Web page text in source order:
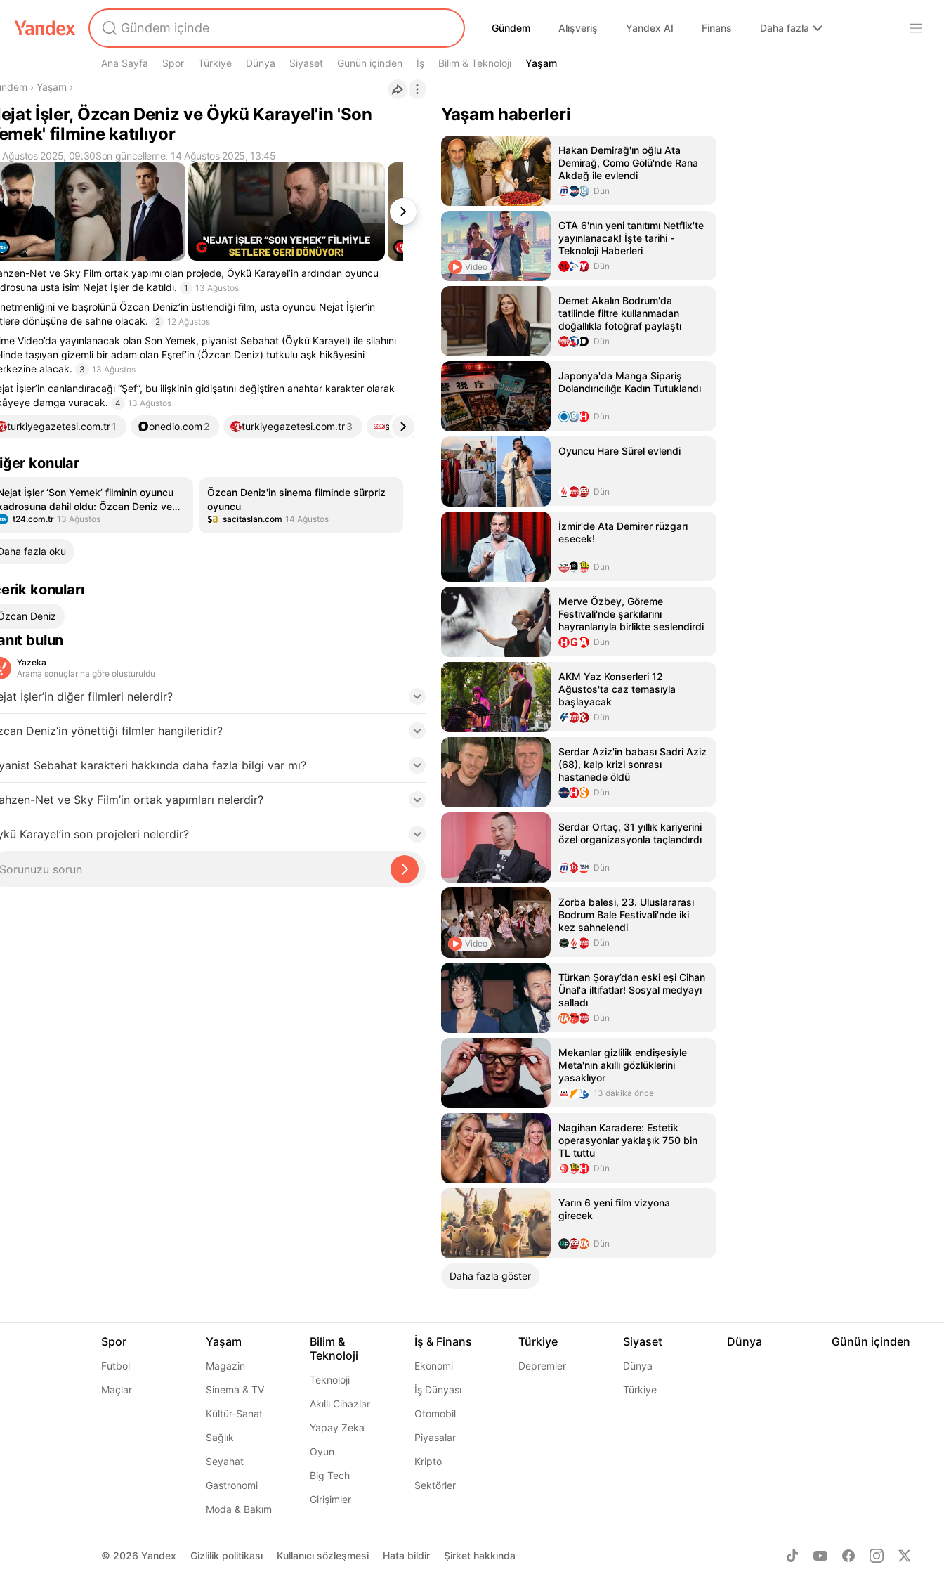
Gündem
Gündem Alışveriş Yandex AI Finans Daha fazla
Ana Sayfa Spor Türkiye Dünya Siyaset Günün içinden İş Bilim & Teknoloji Yaşam
Yaşam
› Yaşam ›
İşler, Özcan Deniz ve Öykü Karayel'in 'Son
filmine katılıyor
Ağustos 2025, 09:30Son güncelleme: 14 Ağustos 2025, 13:45
Net ve Sky Film ortak yapımı olan projede, Öykü Karayel’in ardından oyuncu
usta isim Nejat İşler de katıldı.
1 13 Ağustos
ve başrolünü Özcan Deniz’in üstlendiği film, usta oyuncu Nejat İşler’in
dönüşüne de sahne olacak.
2 12 Ağustos
Video’da yayınlanacak olan Son Yemek, piyanist Sebahat (Öykü Karayel) ile silahını
taşıyan gizemli bir adam olan Eşref’in (Özcan Deniz) tutkulu aşk hikâyesini
alacak.
3 13 Ağustos
İşler’in canlandıracağı “Şef”, bu ilişkinin gidişatını değiştiren anahtar karakter olarak
damga vuracak.
4 13 Ağustos
turkiyegazetesi.com.tr1 onedio.com 2 turkiyegazetesi.com.tr3 sokgazetesi.com.tr4
konular
İşler ‘Son Yemek’ filminin oyuncu
dahil oldu: Özcan Deniz ve
Karayel’le birlikte oynayacak
t24.com.tr 13 Ağustos
Özcan Deniz'in sinema filminde sürpriz
oyuncu
sacitaslan.com 14 Ağustos
fazla oku
konuları
Deniz
bulun
Yazeka
Arama sonuçlarına göre oluşturuldu
İşler’in diğer filmleri nelerdir?
Deniz’in yönettiği filmler hangileridir?
Sebahat karakteri hakkında daha fazla bilgi var mı?
Net ve Sky Film’in ortak yapımları nelerdir?
Karayel’in son projeleri nelerdir?
Yaşam haberleri
Hakan Demirağ'ın oğlu Ata
Demirağ, Como Gölü'nde Rana
Akdağ ile evlendi
Dün
Video
GTA 6'nın yeni tanıtımı Netflix'te
yayınlanacak! İşte tarihi -
Teknoloji Haberleri
Dün
Demet Akalın Bodrum'da
tatilinde filtre kullanmadan
doğallıkla fotoğraf paylaştı
Dün
Japonya'da Manga Sipariş
Dolandırıcılığı: Kadın Tutuklandı
Dün
Oyuncu Hare Sürel evlendi
Dün
İzmir'de Ata Demirer rüzgarı
esecek!
Dün
Merve Özbey, Göreme
Festivali'nde şarkılarını
hayranlarıyla birlikte seslendirdi
Dün
AKM Yaz Konserleri 12
Ağustos'ta caz temasıyla
başlayacak
Dün
Serdar Aziz'in babası Sadri Aziz
(68), kalp krizi sonrası
hastanede öldü
Dün
Serdar Ortaç, 31 yıllık kariyerini
özel organizasyonla taçlandırdı
Dün
Video
Zorba balesi, 23. Uluslararası
Bodrum Bale Festivali'nde iki
kez sahnelendi
Dün
Türkan Şoray’dan eski eşi Cihan
Ünal'a iltifatlar! Sosyal medyayı
salladı
Dün
Mekanlar gizlilik endişesiyle
Meta'nın akıllı gözlüklerini
yasaklıyor
13 dakika önce
Nagihan Karadere: Estetik
operasyonlar yaklaşık 750 bin
TL tuttu
Dün
Yarın 6 yeni film vizyona
girecek
Dün
Daha fazla göster
Spor
Futbol
Maçlar
Yaşam
Magazin
Sinema & TV
Kültür-Sanat
Sağlık
Seyahat
Gastronomi
Moda & Bakım
Bilim &
Teknoloji
Teknoloji
Akıllı Cihazlar
Yapay Zeka
Oyun
Big Tech
Girişimler
İş & Finans
Ekonomi
İş Dünyası
Otomobil
Piyasalar
Kripto
Sektörler
Türkiye
Depremler
Siyaset
Dünya
Türkiye
Dünya Günün içinden
© 2026 Yandex Gizlilik politikası Kullanıcı sözleşmesi Hata bildir Şirket hakkında